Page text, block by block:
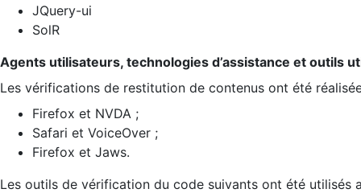
JQuery-ui
SolR
Agents utilisateurs, technologies d’assistance et outils
Les vérifications de restitution de contenus ont été
Firefox et NVDA ;
Safari et VoiceOver ;
Firefox et Jaws.
Les outils de vérification du code suivants ont été utilisés